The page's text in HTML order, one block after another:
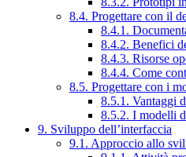
8.4. Progettare con il
8.4.1.
8.4.2. Benefici
8.4.3. Risorse
8.4.4. Come
8.5. Progettare con i
8.5.1. Vantaggi
8.5.2. I modelli
9. Sviluppo dell’interfaccia
9.1. Approccio allo